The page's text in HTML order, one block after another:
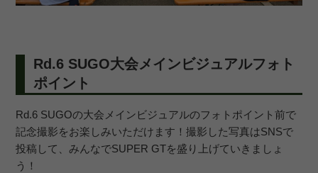
Rd.6 SUGO大会メインビジュアルフォト
ポイント
Rd.6 SUGOの大会メインビジュアルのフォトポイント前で
記念撮影をお楽しみいただけます！撮影した写真はSNSで
投稿して、みんなでSUPER GTを盛り上げていきましょ
う！